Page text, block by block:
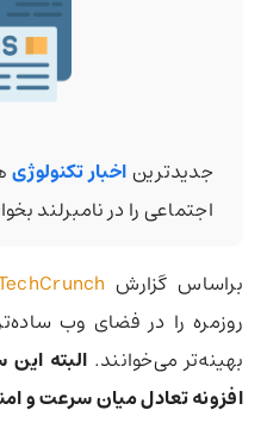
جدیدتریناخبار تکنولوژی
اجتماعی را در نامبرلند
براساس گزارش
روزمره را در فضای وب
بهینه‌تر می‌خوانند. البته
افزونه تعادل میان سرعت و